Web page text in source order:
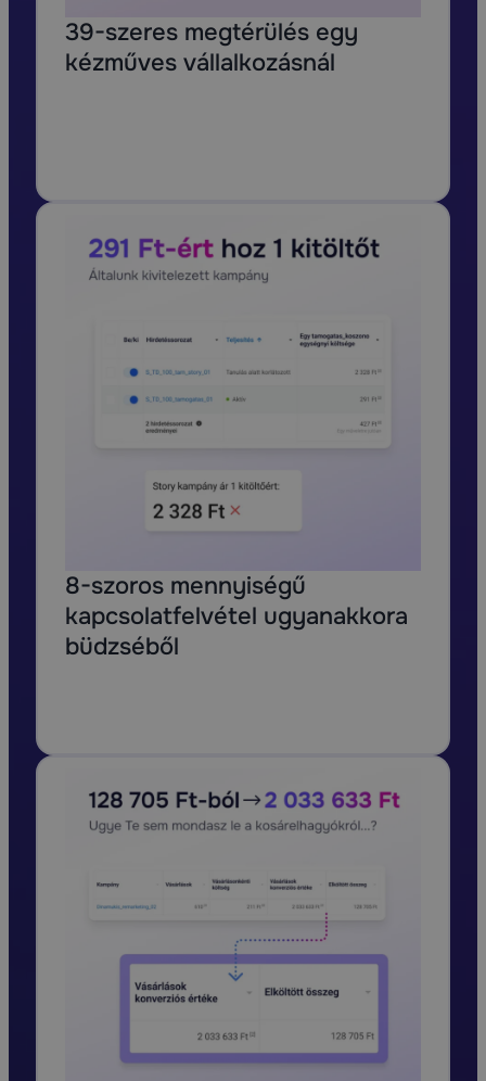
39-szeres megtérülés egy
kézműves vállalkozásnál
8-szoros mennyiségű
kapcsolatfelvétel ugyanakkora
büdzséből